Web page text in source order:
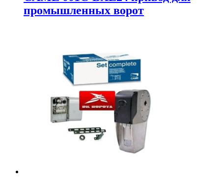
промышленных ворот